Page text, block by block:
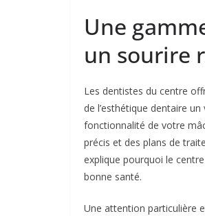
Une
un sourire
Les dentistes du centre
de l’esthétique dentaire
fonctionnalité de votre
précis et des plans de
explique pourquoi le
bonne santé.
Une attention particulière